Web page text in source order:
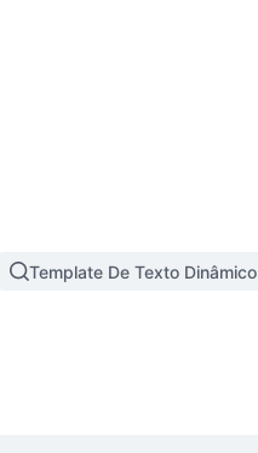
Template De Texto Dinâmico